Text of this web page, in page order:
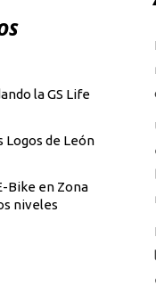
la GS Life
Logos de León
Bike en Zona
niveles